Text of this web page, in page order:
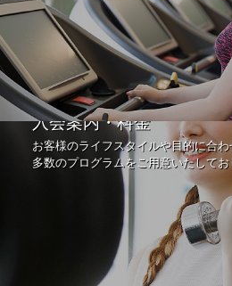
入会案内・料金
お客様のライフスタイルや目的に合
多数のプログラムをご用意いたしてお